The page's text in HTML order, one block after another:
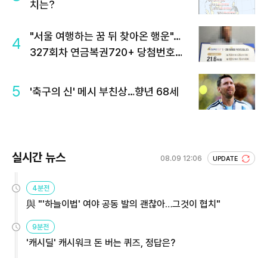
치는?
4
"서울 여행하는 꿈 뒤 찾아온 행운"…
327회차 연금복권720+ 당첨번호조
5 '축구의 신' 메시 부친상…향년 68세
실시간 뉴스 08.09 12:06 UPDATE
4분전
與 "'하늘이법' 여야 공동 발의 괜찮아…그것이 협치"
9분전
'캐시딜' 캐시워크 돈 버는 퀴즈, 정답은?